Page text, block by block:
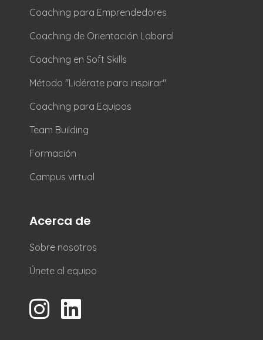
Coaching para Emprendedores
Coaching de Orientación Laboral
Coaching en Soft Skills
Método "Lidérate para inspirar"
Coaching para Equipos
Team Building
Formación
Campus virtual
Acerca de
Sobre nosotros
Únete al equipo